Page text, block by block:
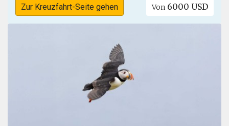
Zur Kreuzfahrt-Seite gehen Von 6000 USD